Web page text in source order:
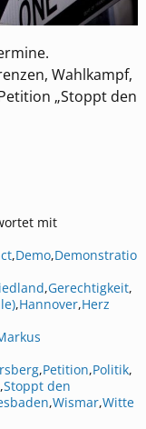
Wahlkampf,
„Stoppt den
mit
,Demo,Demonstratio
,Gerechtigkeit,
,Hannover,Herz
,Petition,Politik,
,Stoppt den
,Wismar,Witte